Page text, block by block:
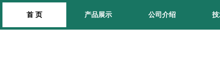
首 页 产品展示 公司介绍